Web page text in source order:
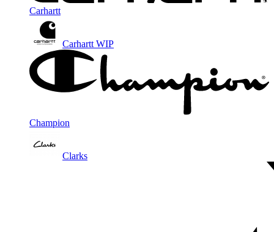
Carhartt
Carhartt WIP
Champion
Clarks